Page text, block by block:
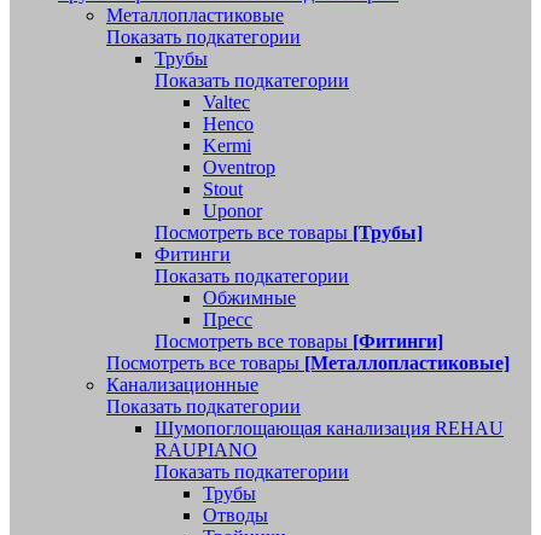
Металлопластиковые
Показать подкатегории
Трубы
Показать подкатегории
Valtec
Henco
Kermi
Oventrop
Stout
Uponor
Посмотреть все товары [Трубы]
Фитинги
Показать подкатегории
Обжимные
Пресс
Посмотреть все товары [Фитинги]
Посмотреть все товары [Металлопластиковые]
Канализационные
Показать подкатегории
Шумопоглощающая канализация REHAU
RAUPIANO
Показать подкатегории
Трубы
Отводы